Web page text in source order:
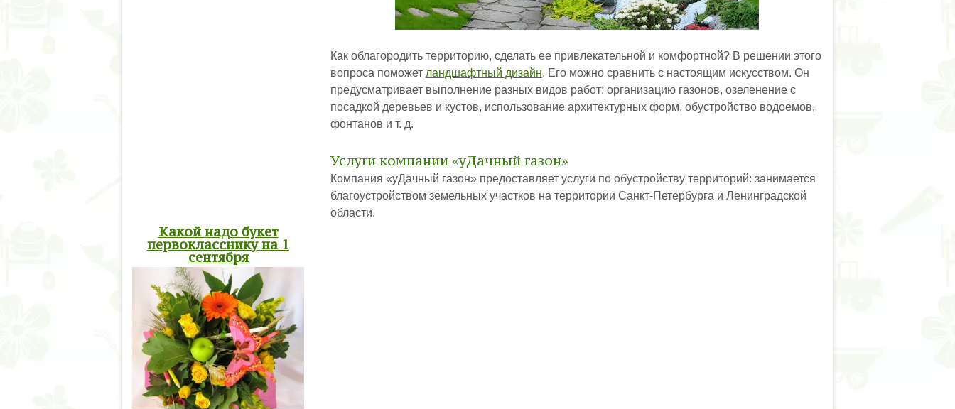
Как облагородить территорию, сделать ее привлекательной и комфортной? В решении этого
вопроса поможет ландшафтный дизайн. Его можно сравнить с настоящим искусством. Он
предусматривает выполнение разных видов работ: организацию газонов, озеленение с
посадкой деревьев и кустов, использование архитектурных форм, обустройство водоемов,
фонтанов и т. д.
Услуги компании «уДачный газон»
Компания «уДачный газон» предоставляет услуги по обустройству территорий: занимается
благоустройством земельных участков на территории Санкт-Петербурга и Ленинградской
области.
Какой надо букет
первокласснику на 1
сентября